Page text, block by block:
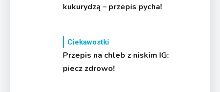
kukurydzą – przepis pycha!
Ciekawostki
Przepis na chleb z niskim IG:
piecz zdrowo!